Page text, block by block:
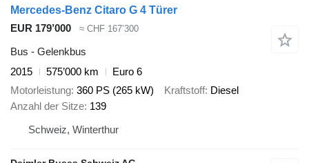
Mercedes-Benz Citaro G 4 Türer
EUR 179’000
≈ CHF 167’300
Bus - Gelenkbus
2015
575’000 km
Euro 6
Motorleistung 360 PS (265 kW) Kraftstoff Diesel
Anzahl der Sitze 139
Schweiz, Winterthur